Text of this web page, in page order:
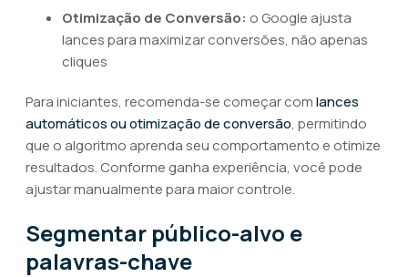
Otimização de Conversão: o Google ajusta
lances para maximizar conversões, não apenas
cliques
Para iniciantes, recomenda-se começar comlances
automáticos ou otimização de conversão, permitindo
que o algoritmo aprenda seu comportamento e otimize
resultados. Conforme ganha experiência, você pode
ajustar manualmente para maior controle.
Segmentar público-alvo e
palavras-chave